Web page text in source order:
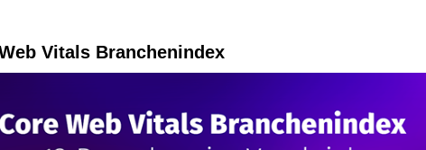
Vitals Branchenindex